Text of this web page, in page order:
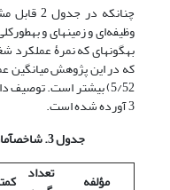
چنانکه
وظیفه‌ای و زمینه­ای و
5/52) بیشتر است.
3 آورده شده است.
جدول 3. شاخص­آمار توصیفی مؤلفه­ هوش اجتماعی
مؤلفه
تعداد